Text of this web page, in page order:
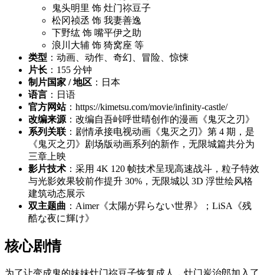
鬼头明里 饰 灶门祢豆子
松冈祯丞 饰 我妻善逸
下野纮 饰 嘴平伊之助
浪川大辅 饰 猗窝座 等
类型 ：动画、动作、奇幻、冒险、惊悚
片长 ：155 分钟
制片国家 / 地区 ：日本
语言 ：日语
官方网站：https://kimetsu.com/movie/infinity-castle/
改编来源：改编自吾峠呼世晴创作的漫画《鬼灭之刃》
系列关联 ：剧情承接电视动画《鬼灭之刃》第 4 期，是
《鬼灭之刃》剧场版动画系列的新作，无限城篇共分为
三章上映
影片技术 ：采用 4K 120 帧技术呈现高速战斗，粒子特效
与光影效果较前作提升 30%，无限城以 3D 浮世绘风格
建筑动态展示
双主题曲 ：Aimer《太陽が昇らない世界》；LiSA《残
酷な夜に輝け》
核心剧情